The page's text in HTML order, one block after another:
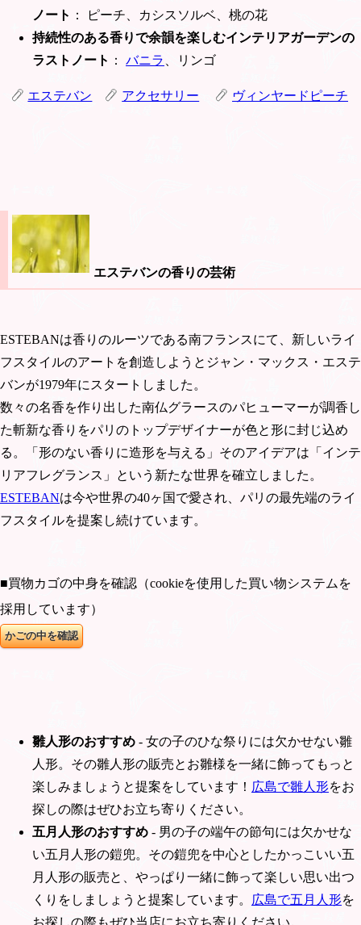
ノート ： ピーチ、カシスソルベ、桃の花
持続性のある香りで余韻を楽しむインテリアガーデンの
ラストノート ： バニラ、リンゴ
エステバン アクセサリー ヴィンヤードピーチ
エステバンの香りの芸術
ESTEBANは香りのルーツである南フランスにて、新しいライ
フスタイルのアートを創造しようとジャン・マックス・エステ
バンが1979年にスタートしました。
数々の名香を作り出した南仏グラースのパヒューマーが調香し
た斬新な香りをパリのトップデザイナーが色と形に封じ込め
る。「形のない香りに造形を与える」そのアイデアは「インテ
リアフレグランス」という新たな世界を確立しました。
ESTEBANは今や世界の40ヶ国で愛され、パリの最先端のライ
フスタイルを提案し続けています。
■買物カゴの中身を確認（cookieを使用した買い物システムを
採用しています）
雛人形のおすすめ - 女の子のひな祭りには欠かせない雛
人形。その雛人形の販売とお雛様を一緒に飾ってもっと
楽しみましょうと提案をしています！ 広島で雛人形をお
探しの際はぜひお立ち寄りください。
五月人形のおすすめ - 男の子の端午の節句には欠かせな
い五月人形の鎧兜。その鎧兜を中心としたかっこいい五
月人形の販売と、やっぱり一緒に飾って楽しい思い出つ
くりをしましょうと提案しています。
広島で五月人形を
お探しの際もぜひ当店にお立ち寄りください。